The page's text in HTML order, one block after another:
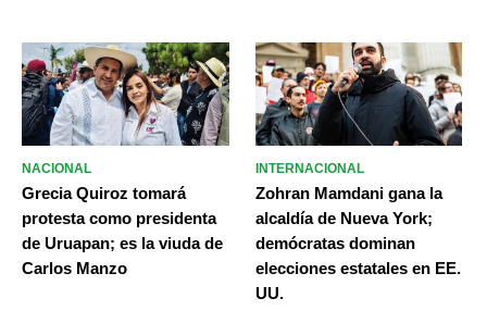
NACIONAL
Grecia Quiroz tomará
protesta como presidenta
de Uruapan; es la viuda de
Carlos Manzo
INTERNACIONAL
Zohran Mamdani gana la
alcaldía de Nueva York;
demócratas dominan
elecciones estatales en EE.
UU.